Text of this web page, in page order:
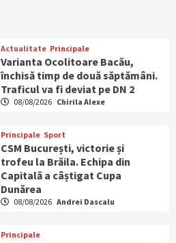
Actualitate Principale
Varianta Ocolitoare Bacău,
închisă timp de două săptămâni.
Traficul va fi deviat pe DN 2
08/08/2026 Chirila Alexe
Principale Sport
CSM București, victorie și
trofeu la Brăila. Echipa din
Capitală a câștigat Cupa
Dunărea
08/08/2026 Andrei Dascalu
Principale